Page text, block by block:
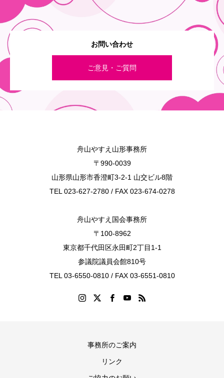
お問い合わせ
ご意見・ご質問
舟山やすえ山形事務所
〒990-0039
山形県山形市香澄町3-2-1 山交ビル8階
TEL 023-627-2780 / FAX 023-674-0278
舟山やすえ国会事務所
〒100-8962
東京都千代田区永田町2丁目1-1
参議院議員会館810号
TEL 03-6550-0810 / FAX 03-6551-0810
事務所のご案内
リンク